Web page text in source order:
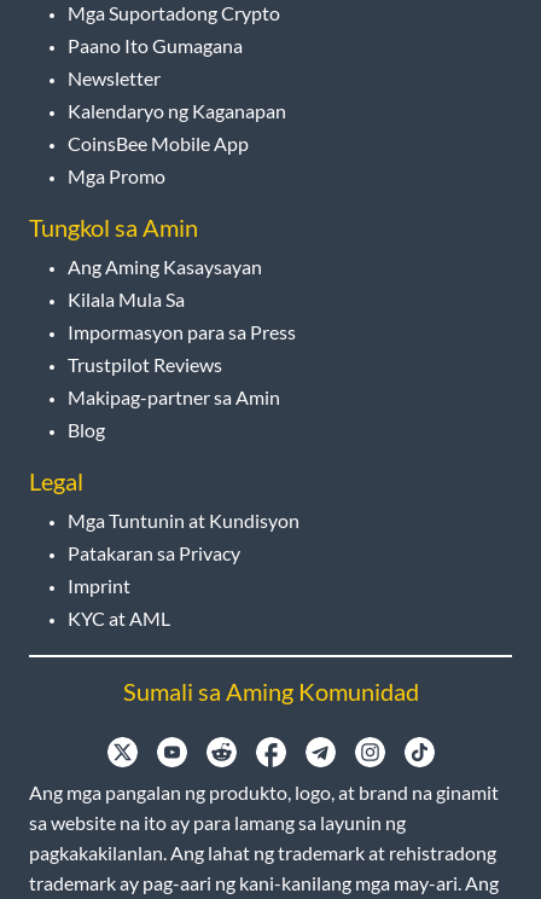
Mga Suportadong Crypto
Paano Ito Gumagana
Newsletter
Kalendaryo ng Kaganapan
CoinsBee Mobile App
Mga Promo
Tungkol sa Amin
Ang Aming Kasaysayan
Kilala Mula Sa
Impormasyon para sa Press
Trustpilot Reviews
Makipag-partner sa Amin
Blog
Legal
Mga Tuntunin at Kundisyon
Patakaran sa Privacy
Imprint
KYC at AML
Sumali sa Aming Komunidad
Ang mga pangalan ng produkto, logo, at brand na ginamit
sa website na ito ay para lamang sa layunin ng
pagkakakilanlan. Ang lahat ng trademark at rehistradong
trademark ay pag-aari ng kani-kanilang mga may-ari. Ang